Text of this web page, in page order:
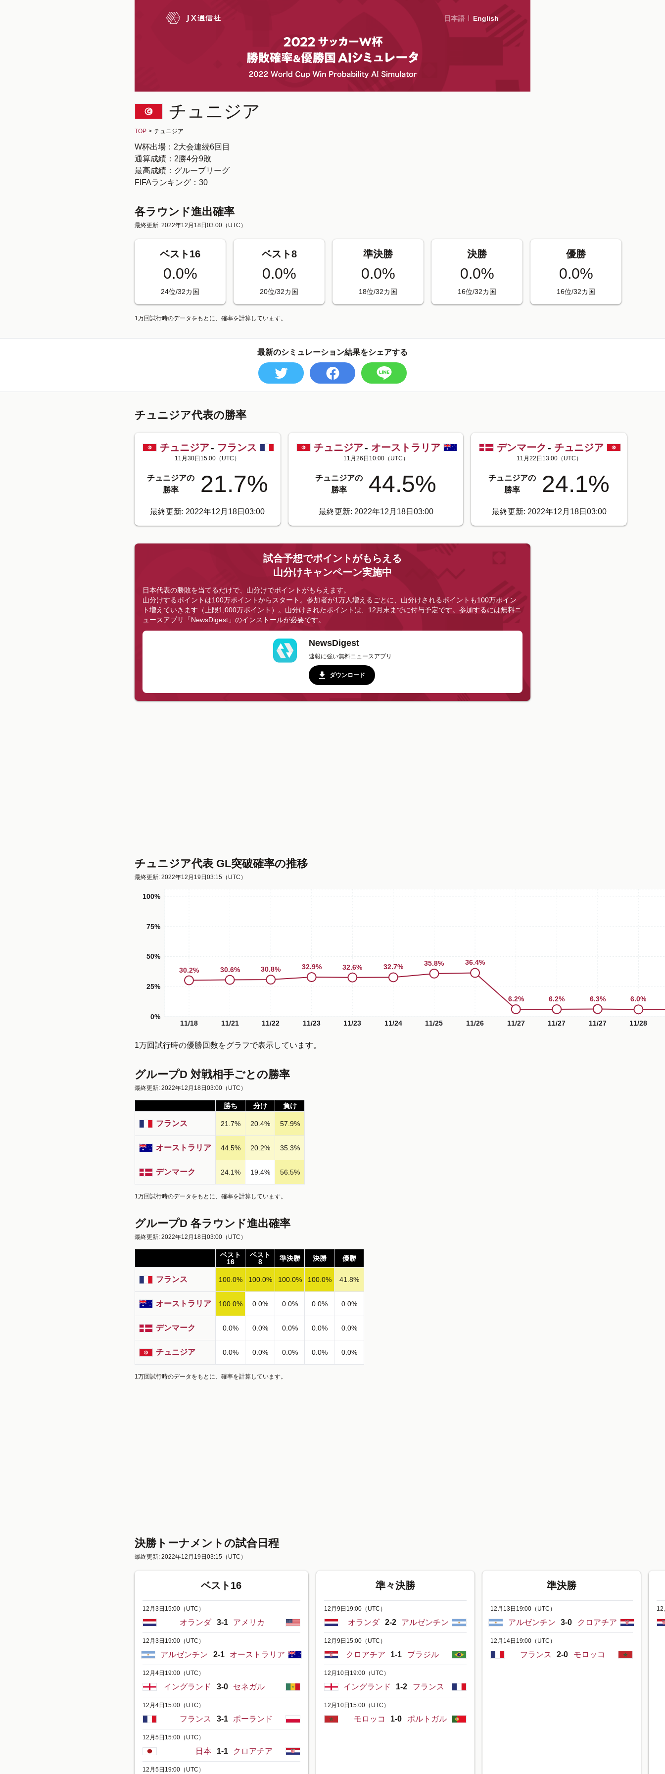
日本語 English
チュニジア
TOP > チュニジア
W杯出場：2大会連続6回目
通算成績：2勝4分9敗
最高成績：グループリーグ
FIFAランキング：30
各ラウンド進出確率
最終更新: 2022年12月18日03:00 （UTC）
ベスト16
0.0%
24位/32カ国
ベスト8
0.0%
20位/32カ国
準決勝
0.0%
18位/32カ国
決勝
0.0%
16位/32カ国
優勝
0.0%
16位/32カ国
1万回試行時のデータをもとに、確率を計算しています。
最新のシミュレーション結果をシェアする
チュニジア代表の勝率
チュニジア- フランス
11月30日15:00 （UTC）
チュニジアの
勝率
21.7%
最終更新: 2022年12月18日03:00
チュニジア- オーストラリア
11月26日10:00（UTC）
チュニジアの
勝率
44.5%
最終更新: 2022年12月18日03:00
デンマーク - チュニジア
11月22日13:00（UTC）
チュニジアの
勝率
24.1%
最終更新: 2022年12月18日03:00
試合予想でポイントがもらえる
山分けキャンペーン実施中
日本代表の勝敗を当てるだけで、山分けでポイントがもらえます。
山分けするポイントは100万ポイントからスタート。参加者が1万人増えるごとに、山分けされるポイントも100万ポイン
ト増えていきます（上限1,000万ポイント）。山分けされたポイントは、12月末までに付与予定です。 参加するには無料ニ
ュースアプリ「NewsDigest」のインストールが必要です。
NewsDigest
速報に強い無料ニュースアプリ
ダウンロード
チュニジア代表 GL突破確率の推移
最終更新: 2022年12月19日03:15 （UTC）
11/18 11/21 11/22 11/23 11/23 11/24 11/25 11/26 11/27 11/27 11/27 11/28
0%
25%
50%
75%
100%
30.2% 30.6% 30.8% 32.9% 32.6% 32.7% 35.8% 36.4%
6.2% 6.2% 6.3% 6.0%
1万回試行時の優勝回数をグラフで表示しています。
グループD 対戦相手ごとの勝率
最終更新: 2022年12月18日03:00 （UTC）
勝ち 分け 負け
フランス 21.7% 20.4% 57.9%
オーストラリア 44.5% 20.2% 35.3%
デンマーク 24.1% 19.4% 56.5%
1万回試行時のデータをもとに、確率を計算しています。
グループD 各ラウンド進出確率
最終更新: 2022年12月18日03:00 （UTC）
ベスト
16
ベスト
8
準決勝 決勝 優勝
フランス 100.0% 100.0% 100.0% 100.0% 41.8%
オーストラリア 100.0% 0.0% 0.0% 0.0% 0.0%
デンマーク 0.0% 0.0% 0.0% 0.0% 0.0%
チュニジア 0.0% 0.0% 0.0% 0.0% 0.0%
1万回試行時のデータをもとに、確率を計算しています。
決勝トーナメントの試合日程
最終更新: 2022年12月19日03:15 （UTC）
ベスト16
12月3日15:00 （UTC）
オランダ 3-1 アメリカ
12月3日19:00 （UTC）
アルゼンチン 2-1 オーストラリア
12月4日19:00 （UTC）
イングランド 3-0 セネガル
12月4日15:00 （UTC）
フランス 3-1 ポーランド
12月5日15:00 （UTC）
日本 1-1 クロアチア
12月5日19:00 （UTC）
準々決勝
12月9日19:00（UTC）
オランダ 2-2 アルゼンチン
12月9日15:00（UTC）
クロアチア 1-1 ブラジル
12月10日19:00（UTC）
イングランド 1-2 フランス
12月10日15:00（UTC）
モロッコ 1-0 ポルトガル
準決勝
12月13日19:00（UTC）
アルゼンチン 3-0 クロアチア
12月14日19:00（UTC）
フランス 2-0 モロッコ
12